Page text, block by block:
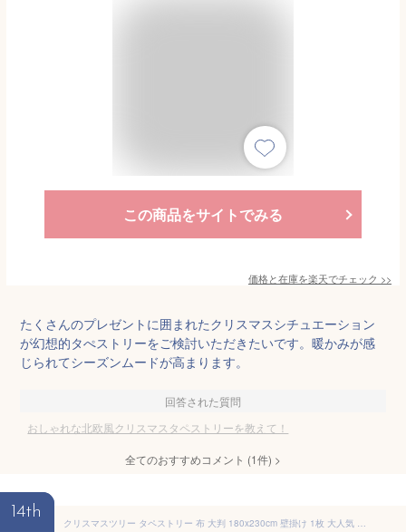
この商品をサイトでみる
価格と在庫を楽天でチェック >>
たくさんのプレゼントに囲まれたクリスマスシチュエーション
が幻想的タぺストリーをご検討いただきたいです。暖かみが感
じられてシーズンムードが高まります。
回答された質問
おしゃれな北欧風クリスマスタペストリーを教えて！
全てのおすすめコメント (1件) >
14th
クリスマスツリー タペストリー 布 大判 180x230cm 壁掛け 1枚 大人気 飾り付け 選べる15type クリスマスの準備はお早めに クリスマス